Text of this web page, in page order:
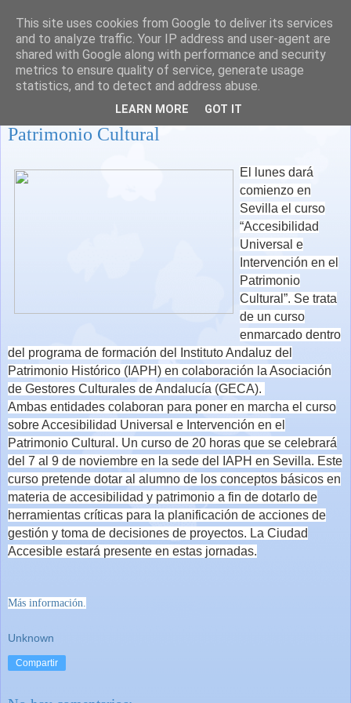
Accesibilidad Universal e intervención en
Patrimonio Cultural
El lunes dará
comienzo en
Sevilla el curso
“Accesibilidad
Universal e
Intervención en el
Patrimonio
Cultural”. Se trata
de un curso
enmarcado dentro
del programa de formación del
Instituto Andaluz del
Patrimonio Histórico (IAPH) en colaboración la Asociación
de Gestores Culturales de Andalucía (GECA).
Ambas entidades colaboran para poner en marcha el curso
sobre Accesibilidad Universal e Intervención en el
Patrimonio Cultural. Un curso de 20 horas que se celebrará
del 7 al 9 de noviembre en la sede del IAPH en Sevilla. Este
curso pretende dotar al alumno de los conceptos básicos en
materia de accesibilidad y patrimonio a fin de dotarlo de
herramientas críticas para la planificación de acciones de
gestión y toma de decisiones de proyectos. La Ciudad
Accesible estará presente en estas jornadas.
Más información.
Unknown
Compartir
This site uses cookies from Google to deliver its services
and to analyze traffic. Your IP address and user-agent are
shared with Google along with performance and security
metrics to ensure quality of service, generate usage
statistics, and to detect and address abuse.
LEARN MORE GOT IT